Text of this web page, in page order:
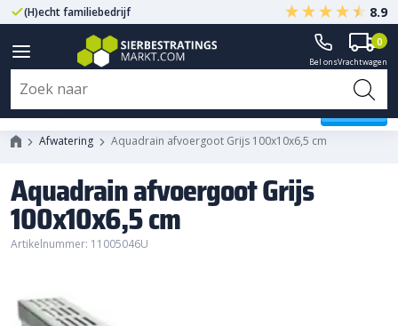
(H)echt familiebedrijf Gegarandeerd A-kwaliteit
8.9
Bel onsVrachtwagen
0
Afwatering Aquadrain afvoergoot Grijs 100x10x6,5 cm
Aquadrain afvoergoot Grijs
100x10x6,5 cm
Artikelnummer: 11005046U
Aquadrain afvoergoot Grijs
100x10x6,5 cm